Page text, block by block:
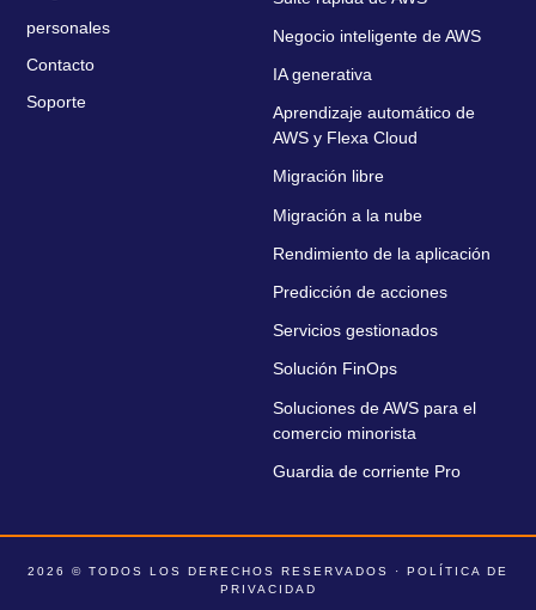
personales
Contacto
Soporte
Negocio inteligente de AWS
IA generativa
Aprendizaje automático de
AWS y Flexa Cloud
Migración libre
Migración a la nube
Rendimiento de la aplicación
Predicción de acciones
Servicios gestionados
Solución FinOps
Soluciones de AWS para el
comercio minorista
Guardia de corriente Pro
2026 © TODOS LOS DERECHOS RESERVADOS · POLÍTICA DE
PRIVACIDAD